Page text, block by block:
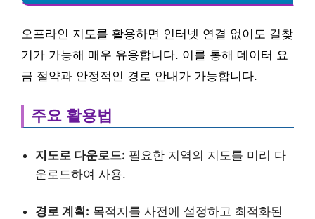
오프라인 지도를 활용하면 인터넷 연결 없이도 길찾
기가 가능해 매우 유용합니다. 이를 통해 데이터 요
금 절약과 안정적인 경로 안내가 가능합니다.
주요 활용법
지도로 다운로드: 필요한 지역의 지도를 미리 다
운로드하여 사용.
경로 계획: 목적지를 사전에 설정하고 최적화된